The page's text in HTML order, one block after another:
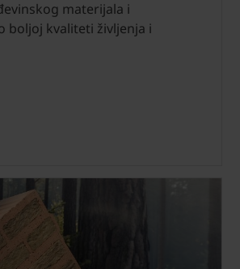
materijala i
kvaliteti življenja i